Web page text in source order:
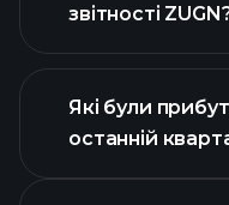
звітності
Які були
останній